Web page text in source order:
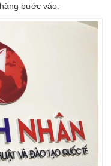
bước vào.